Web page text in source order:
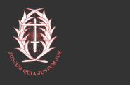
para
conteúdo